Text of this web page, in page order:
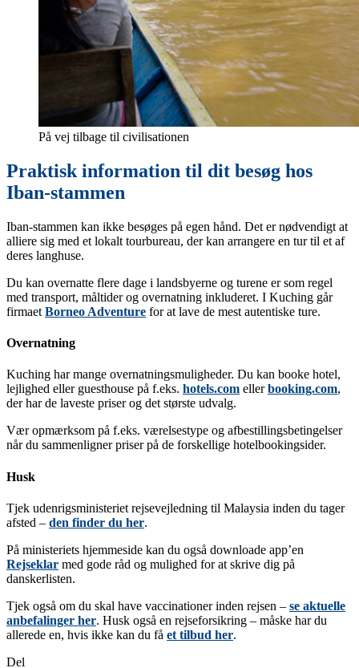
På vej tilbage til civilisationen
Praktisk information til dit besøg hos
Iban-stammen
Iban-stammen kan ikke besøges på egen hånd. Det er nødvendigt at
alliere sig med et lokalt tourbureau, der kan arrangere en tur til et af
deres langhuse.
Du kan overnatte flere dage i landsbyerne og turene er som regel
med transport, måltider og overnatning inkluderet. I Kuching går
firmaet Borneo Adventure for at lave de mest autentiske ture.
Overnatning
Kuching har mange overnatningsmuligheder. Du kan booke hotel,
lejlighed eller guesthouse på f.eks. hotels.com ellerbooking.com,
der har de laveste priser og det største udvalg.
Vær opmærksom på f.eks. værelsestype og afbestillingsbetingelser
når du sammenligner priser på de forskellige hotelbookingsider.
Husk
Tjek udenrigsministeriet rejsevejledning til Malaysia inden du tager
afsted – den finder du her.
På ministeriets hjemmeside kan du også downloade app’en
Rejseklar med gode råd og mulighed for at skrive dig på
danskerlisten.
Tjek også om du skal have vaccinationer inden rejsen – se aktuelle
anbefalinger her. Husk også en rejseforsikring – måske har du
allerede en, hvis ikke kan du få et tilbud her.
Del